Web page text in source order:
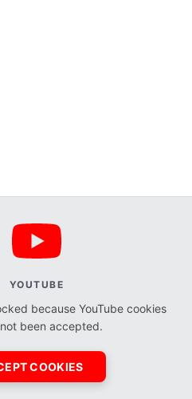
YOUTUBE
because YouTube cookies
been accepted.
COOKIES